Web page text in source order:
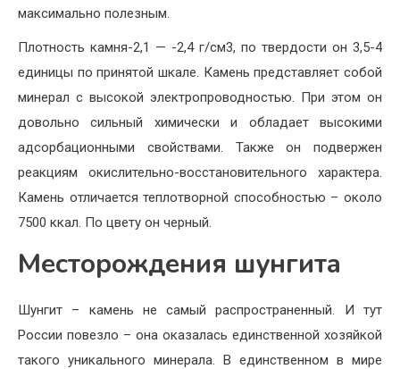
максимально полезным.
Плотность камня-2,1 — -2,4 г/см3, по твердости он 3,5-4
единицы по принятой шкале. Камень представляет собой
минерал с высокой электропроводностью. При этом он
довольно сильный химически и обладает высокими
адсорбационными свойствами. Также он подвержен
реакциям окислительно-восстановительного характера.
Камень отличается теплотворной способностью – около
7500 ккал. По цвету он черный.
Месторождения шунгита
Шунгит – камень не самый распространенный. И тут
России повезло – она оказалась единственной хозяйкой
такого уникального минерала. В единственном в мире